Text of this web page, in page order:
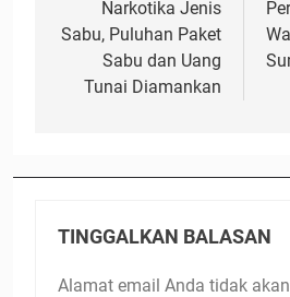
Narkotika Jenis
Sabu, Puluhan Paket
Sabu dan Uang
Tunai Diamankan
TINGGALKAN BALASAN
Alamat email Anda tidak